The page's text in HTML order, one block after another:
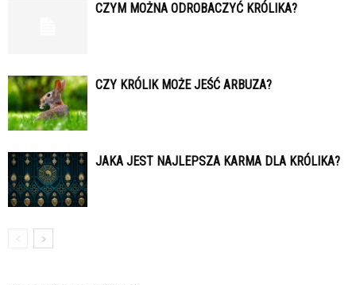
CZYM MOŻNA ODROBACZYĆ KRÓLIKA?
CZY KRÓLIK MOŻE JEŚĆ ARBUZA?
JAKA JEST NAJLEPSZA KARMA DLA KRÓLIKA?